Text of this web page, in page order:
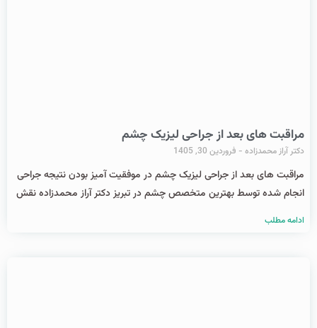
مراقبت های بعد از جراحی لیزیک چشم
دکتر آراز محمدزاده فروردین 30, 1405
مراقبت های بعد از جراحی لیزیک چشم در موفقیت آمیز بودن نتیجه جراحی
انجام شده توسط بهترین متخصص چشم در تبریز دکتر آراز محمدزاده نقش
ادامه مطلب